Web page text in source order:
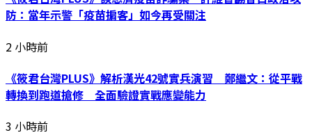
防：當年示警「疫苗掮客」如今再受關注
2 小時前
《筱君台灣PLUS》解析漢光42號實兵演習 鄭繼文：從平戰
轉換到跑道搶修 全面驗證實戰應變能力
3 小時前